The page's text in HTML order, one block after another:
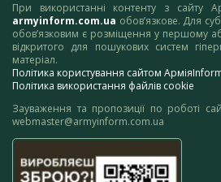
При використанні контенту з сайту
armyinform.com.ua обов’язкове. Для
обов’язковим є розміщення у першому
відкритого для пошукових систем
матеріал.
Політика користування сайтом
Політика використання файлів cookie
Зауваження та пропозиції по роботі
webmaster@armyinform.com.ua